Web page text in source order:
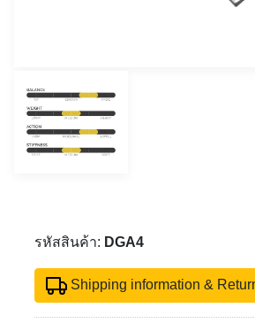
รหัสสินค้า: DGA4
Shipping information &